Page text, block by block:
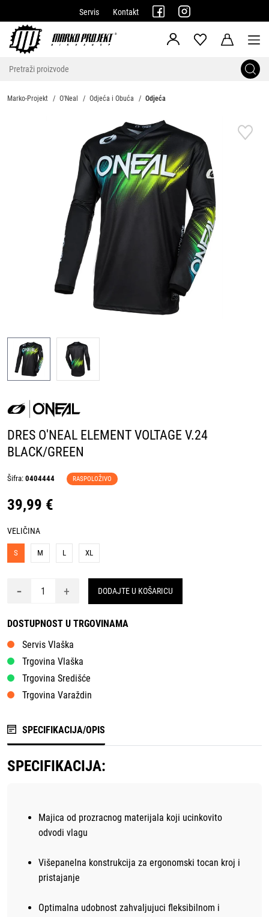
Servis Kontakt
Marko-Projekt O'Neal Odjeća i Obuća Odjeća
DRES O'NEAL ELEMENT VOLTAGE V.24
BLACK/GREEN
Šifra: 0404444 RASPOLOŽIVO
39,99 €
VELIČINA
S M L XL
- + DODAJTE U KOŠARICU
DOSTUPNOST U TRGOVINAMA
Servis Vlaška
Trgovina Vlaška
Trgovina Središće
Trgovina Varaždin
SPECIFIKACIJA/OPIS
SPECIFIKACIJA:
Majica od prozracnog materijala koji ucinkovito
odvodi vlagu
Višepanelna konstrukcija za ergonomski tocan kroj i
pristajanje
Optimalna udobnost zahvaljujuci fleksibilnom i